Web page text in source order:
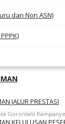
dan Non ASN)
JALUR PRESTASI
KELULUSAN
Gorontalo